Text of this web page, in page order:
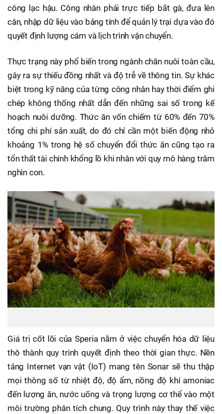
công lạc hậu. Công nhân phải trực tiếp bắt gà, đưa lên
cân, nhập dữ liệu vào bảng tính để quản lý trại dựa vào đó
quyết định lượng cám và lịch trình vận chuyển.
Thực trạng này phổ biến trong ngành chăn nuôi toàn cầu,
gây ra sự thiếu đồng nhất và độ trễ về thông tin. Sự khác
biệt trong kỹ năng của từng công nhân hay thời điểm ghi
chép không thống nhất dẫn đến những sai số trong kế
hoạch nuôi dưỡng. Thức ăn vốn chiếm từ 60% đến 70%
tổng chi phí sản xuất, do đó chỉ cần một biến động nhỏ
khoảng 1% trong hệ số chuyển đổi thức ăn cũng tạo ra
tổn thất tài chính khổng lồ khi nhân với quy mô hàng trăm
nghìn con.
Giá trị cốt lõi của Speria nằm ở việc chuyển hóa dữ liệu
thô thành quy trình quyết định theo thời gian thực. Nền
tảng Internet vạn vật (IoT) mang tên Sonar sẽ thu thập
mọi thông số từ nhiệt độ, độ ẩm, nồng độ khí amoniac
đến lượng ăn, nước uống và trọng lượng cơ thể vào một
môi trường phân tích chung. Quy trình này thay thế việc